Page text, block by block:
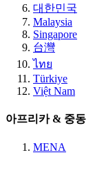
대한민국
Malaysia
Singapore
台灣
ไทย
Türkiye
Việt Nam
아프리카 & 중동
MENA